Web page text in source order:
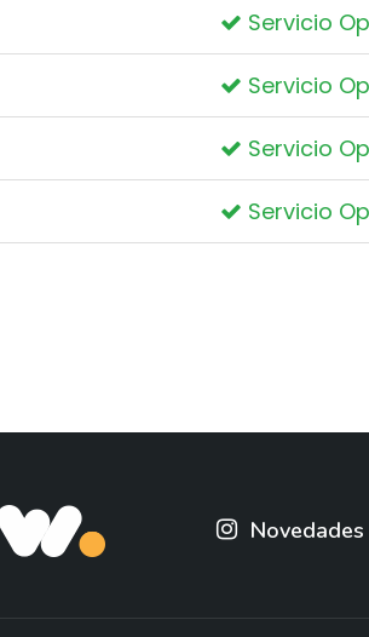
Servicio
Servicio
Servicio
Servicio
Novedades